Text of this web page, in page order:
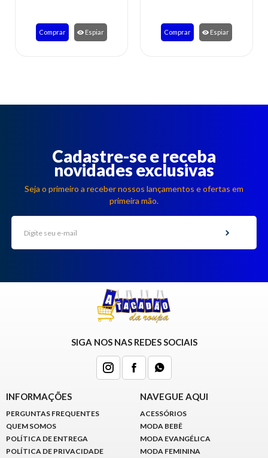
Comprar Comprar
Cadastre-se e receba
novidades exclusivas
Seja o primeiro a receber nossos lançamentos e ofertas em
primeira mão.
SIGA NOS NAS REDES SOCIAIS
INFORMAÇÕES
PERGUNTAS FREQUENTES
QUEM SOMOS
POLÍTICA DE ENTREGA
POLÍTICA DE PRIVACIDADE
NAVEGUE AQUI
ACESSÓRIOS
MODA BEBÊ
MODA EVANGÉLICA
MODA FEMININA